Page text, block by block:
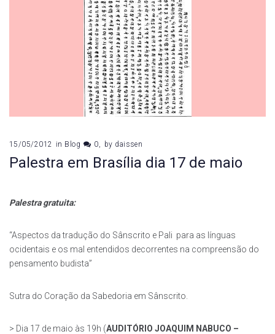
15/05/2012 in Blog 0 by daissen
Palestra em Brasília dia 17 de maio
Palestra gratuita:
“Aspectos da tradução do Sânscrito e Pali para as línguas
ocidentais e os mal entendidos decorrentes na compreensão do
pensamento budista”
Sutra do Coração da Sabedoria em Sânscrito.
> Dia 17 de maio às 19h (AUDITÓRIO JOAQUIM NABUCO –